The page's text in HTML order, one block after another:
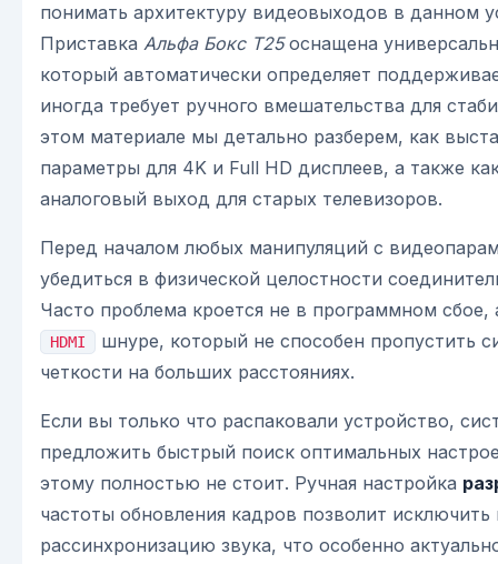
понимать архитектуру видеовыходов в данном
Приставка Альфа Бокс Т25оснащена
который автоматически определяет
иногда требует ручного вмешательства для
этом материале мы детально разберем, как
параметры для 4K и Full HD дисплеев, а также
аналоговый выход для старых телевизоров.
Перед началом любых манипуляций с
убедиться в физической целостности
Часто проблема кроется не в программном сбое,
HDMI
шнуре, который не способен пропустить
четкости на больших расстояниях.
Если вы только что распаковали устройство,
предложить быстрый поиск оптимальных
этому полностью не стоит. Ручная настройка
частоты обновления кадров позволит
рассинхронизацию звука, что особенно